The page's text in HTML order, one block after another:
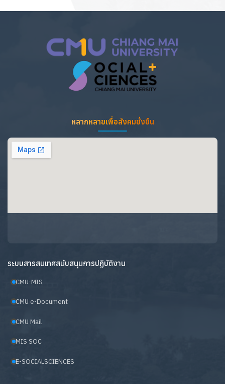
หลากหลายเพื่อสังคมยั่งยืน
ระบบสารสนเทศสนับสนุนการปฏิบัติงาน
CMU-MIS
CMU e-Document
CMU Mail
MIS SOC
E-SOCIALSCIENCES